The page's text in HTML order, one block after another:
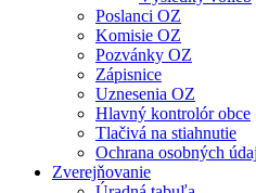
Poslanci OZ
Komisie OZ
Pozvánky OZ
Zápisnice
Uznesenia OZ
Hlavný kontrolór obce
Tlačivá na stiahnutie
Ochrana osobných
Zverejňovanie